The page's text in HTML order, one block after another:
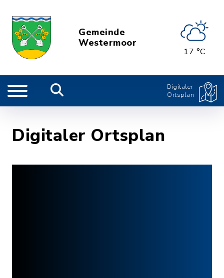
Gemeinde
Westermoor
17 °C
Digitaler
Ortsplan
Digitaler Ortsplan